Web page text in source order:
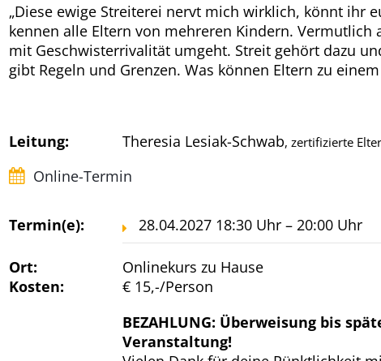
„Diese ewige Streiterei nervt mich wirklich, könnt ihr
kennen alle Eltern von mehreren Kindern.
mit Geschwisterrivalität umgeht. Streit gehört dazu
gibt Regeln und Grenzen. Was können Eltern zu
Leitung: Theresia Lesiak-Schwab, zertifizierte
Online-Termin
Termin(e): 28.04.2027 18:30 Uhr – 20:00 Uhr
Ort:
Onlinekurs zu Hause
Kosten:
€ 15,-/Person
BEZAHLUNG: Überweisung bis
Veranstaltung!